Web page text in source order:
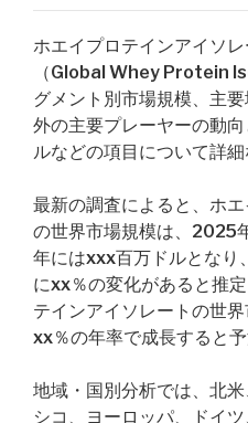
ホエイプロテインアイソ
（Global Whey Protein
グメント別市場規模、主
外の主要プレーヤーの動
ルなどの項目について詳細
最新の調査によると、ホ
の世界市場規模は、2025
年にはxxx百万ドルとな
にxx％の変化があると推
テインアイソレートの世
xx％の年率で成長すると予
地域・国別分析では、北
シコ、ヨーロッパ、ドイ